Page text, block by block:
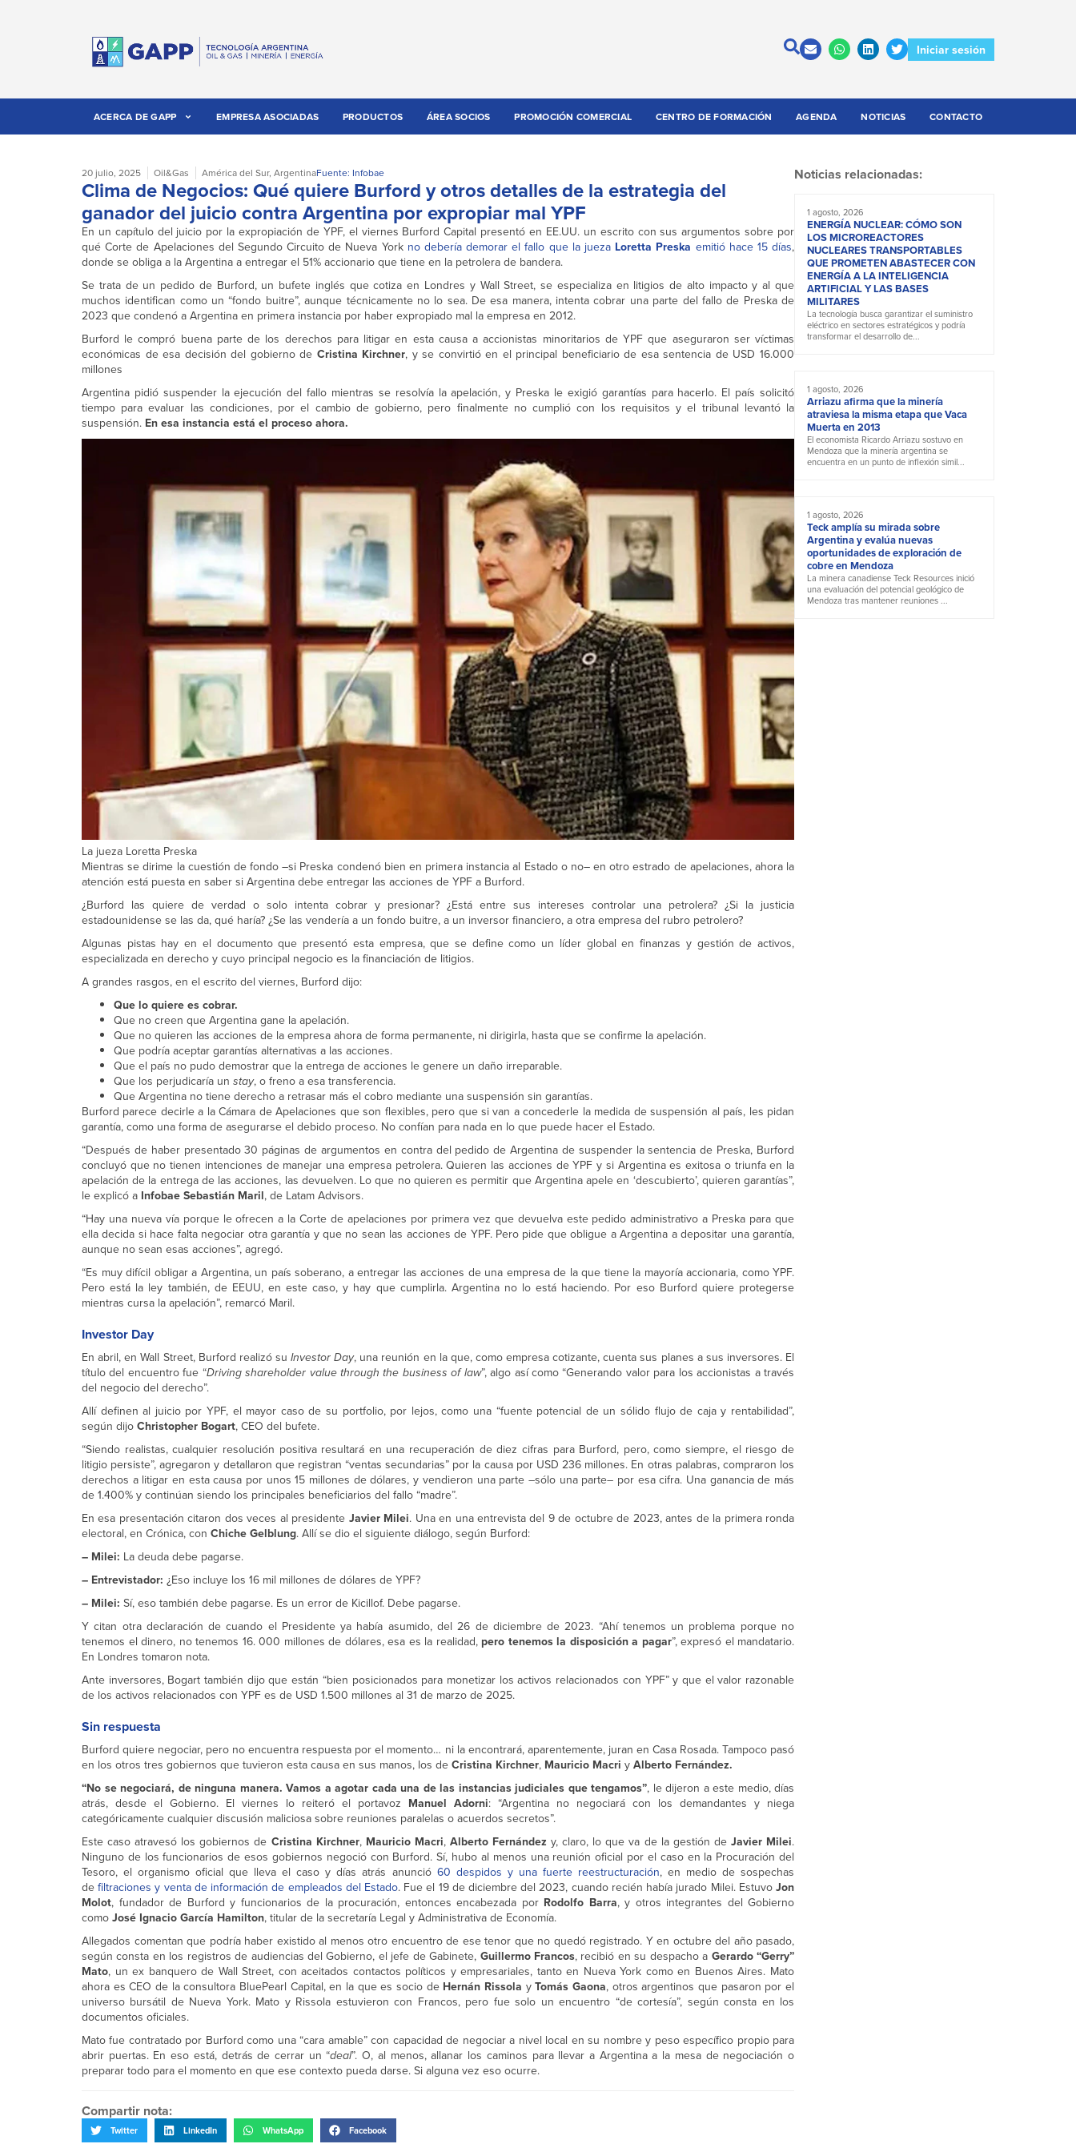
Iniciar sesión
ACERCA DE GAPP EMPRESA ASOCIADAS PRODUCTOS ÁREA SOCIOS PROMOCIÓN COMERCIAL CENTRO DE FORMACIÓN AGENDA NOTICIAS CONTACTO
20 julio, 2025 Oil&Gas América del Sur, ArgentinaFuente: Infobae
Clima de Negocios: Qué quiere Burford y otros detalles de la estrategia del
ganador del juicio contra Argentina por expropiar mal YPF
En un capítulo del juicio por la expropiación de YPF, el viernes Burford Capital presentó en EE.UU. un escrito con sus argumentos sobre por
qué Corte de Apelaciones del Segundo Circuito de Nueva York no debería demorar el fallo que la jueza Loretta Preska emitió hace 15 días,
donde se obliga a la Argentina a entregar el 51% accionario que tiene en la petrolera de bandera.
Se trata de un pedido de Burford, un bufete inglés que cotiza en Londres y Wall Street, se especializa en litigios de alto impacto y al que
muchos identifican como un “fondo buitre”, aunque técnicamente no lo sea. De esa manera, intenta cobrar una parte del fallo de Preska de
2023 que condenó a Argentina en primera instancia por haber expropiado mal la empresa en 2012.
Burford le compró buena parte de los derechos para litigar en esta causa a accionistas minoritarios de YPF que aseguraron ser víctimas
económicas de esa decisión del gobierno de Cristina Kirchner, y se convirtió en el principal beneficiario de esa sentencia de USD 16.000
millones
Argentina pidió suspender la ejecución del fallo mientras se resolvía la apelación, y Preska le exigió garantías para hacerlo. El país solicitó
tiempo para evaluar las condiciones, por el cambio de gobierno, pero finalmente no cumplió con los requisitos y el tribunal levantó la
suspensión. En esa instancia está el proceso ahora.
La jueza Loretta Preska
Mientras se dirime la cuestión de fondo –si Preska condenó bien en primera instancia al Estado o no– en otro estrado de apelaciones, ahora la
atención está puesta en saber si Argentina debe entregar las acciones de YPF a Burford.
¿Burford las quiere de verdad o solo intenta cobrar y presionar? ¿Está entre sus intereses controlar una petrolera? ¿Si la justicia
estadounidense se las da, qué haría? ¿Se las vendería a un fondo buitre, a un inversor financiero, a otra empresa del rubro petrolero?
Algunas pistas hay en el documento que presentó esta empresa, que se define como un líder global en finanzas y gestión de activos,
especializada en derecho y cuyo principal negocio es la financiación de litigios.
A grandes rasgos, en el escrito del viernes, Burford dijo:
Que lo quiere es cobrar.
Que no creen que Argentina gane la apelación.
Que no quieren las acciones de la empresa ahora de forma permanente, ni dirigirla, hasta que se confirme la apelación.
Que podría aceptar garantías alternativas a las acciones.
Que el país no pudo demostrar que la entrega de acciones le genere un daño irreparable.
Que los perjudicaría un stay, o freno a esa transferencia.
Que Argentina no tiene derecho a retrasar más el cobro mediante una suspensión sin garantías.
Burford parece decirle a la Cámara de Apelaciones que son flexibles, pero que si van a concederle la medida de suspensión al país, les pidan
garantía, como una forma de asegurarse el debido proceso. No confían para nada en lo que puede hacer el Estado.
“Después de haber presentado 30 páginas de argumentos en contra del pedido de Argentina de suspender la sentencia de Preska, Burford
concluyó que no tienen intenciones de manejar una empresa petrolera. Quieren las acciones de YPF y si Argentina es exitosa o triunfa en la
apelación de la entrega de las acciones, las devuelven. Lo que no quieren es permitir que Argentina apele en ‘descubierto’, quieren garantías”,
le explicó a Infobae Sebastián Maril, de Latam Advisors.
“Hay una nueva vía porque le ofrecen a la Corte de apelaciones por primera vez que devuelva este pedido administrativo a Preska para que
ella decida si hace falta negociar otra garantía y que no sean las acciones de YPF. Pero pide que obligue a Argentina a depositar una garantía,
aunque no sean esas acciones”, agregó.
“Es muy difícil obligar a Argentina, un país soberano, a entregar las acciones de una empresa de la que tiene la mayoría accionaria, como YPF.
Pero está la ley también, de EEUU, en este caso, y hay que cumplirla. Argentina no lo está haciendo. Por eso Burford quiere protegerse
mientras cursa la apelación”, remarcó Maril.
Investor Day
En abril, en Wall Street, Burford realizó su Investor Day, una reunión en la que, como empresa cotizante, cuenta sus planes a sus inversores. El
título del encuentro fue “Driving shareholder value through the business of law”, algo así como “Generando valor para los accionistas a través
del negocio del derecho”.
Allí definen al juicio por YPF, el mayor caso de su portfolio, por lejos, como una “fuente potencial de un sólido flujo de caja y rentabilidad”,
según dijo Christopher Bogart, CEO del bufete.
“Siendo realistas, cualquier resolución positiva resultará en una recuperación de diez cifras para Burford, pero, como siempre, el riesgo de
litigio persiste”, agregaron y detallaron que registran “ventas secundarias” por la causa por USD 236 millones. En otras palabras, compraron los
derechos a litigar en esta causa por unos 15 millones de dólares, y vendieron una parte –sólo una parte– por esa cifra. Una ganancia de más
de 1.400% y continúan siendo los principales beneficiarios del fallo “madre”.
En esa presentación citaron dos veces al presidente Javier Milei. Una en una entrevista del 9 de octubre de 2023, antes de la primera ronda
electoral, en Crónica, con Chiche Gelblung. Allí se dio el siguiente diálogo, según Burford:
– Milei: La deuda debe pagarse.
– Entrevistador: ¿Eso incluye los 16 mil millones de dólares de YPF?
– Milei: Sí, eso también debe pagarse. Es un error de Kicillof. Debe pagarse.
Y citan otra declaración de cuando el Presidente ya había asumido, del 26 de diciembre de 2023. “Ahí tenemos un problema porque no
tenemos el dinero, no tenemos 16. 000 millones de dólares, esa es la realidad, pero tenemos la disposición a pagar”, expresó el mandatario.
En Londres tomaron nota.
Ante inversores, Bogart también dijo que están “bien posicionados para monetizar los activos relacionados con YPF” y que el valor razonable
de los activos relacionados con YPF es de USD 1.500 millones al 31 de marzo de 2025.
Sin respuesta
Burford quiere negociar, pero no encuentra respuesta por el momento… ni la encontrará, aparentemente, juran en Casa Rosada. Tampoco pasó
en los otros tres gobiernos que tuvieron esta causa en sus manos, los de Cristina Kirchner, Mauricio Macri y Alberto Fernández.
“No se negociará, de ninguna manera. Vamos a agotar cada una de las instancias judiciales que tengamos”, le dijeron a este medio, días
atrás, desde el Gobierno. El viernes lo reiteró el portavoz Manuel Adorni: “Argentina no negociará con los demandantes y niega
categóricamente cualquier discusión maliciosa sobre reuniones paralelas o acuerdos secretos”.
Este caso atravesó los gobiernos de Cristina Kirchner, Mauricio Macri, Alberto Fernández y, claro, lo que va de la gestión de Javier Milei.
Ninguno de los funcionarios de esos gobiernos negoció con Burford. Sí, hubo al menos una reunión oficial por el caso en la Procuración del
Tesoro, el organismo oficial que lleva el caso y días atrás anunció 60 despidos y una fuerte reestructuración, en medio de sospechas
defiltraciones y venta de información de empleados del Estado. Fue el 19 de diciembre del 2023, cuando recién había jurado Milei. EstuvoJon
Molot, fundador de Burford y funcionarios de la procuración, entonces encabezada por Rodolfo Barra, y otros integrantes del Gobierno
como José Ignacio García Hamilton, titular de la secretaría Legal y Administrativa de Economía.
Allegados comentan que podría haber existido al menos otro encuentro de ese tenor que no quedó registrado. Y en octubre del año pasado,
según consta en los registros de audiencias del Gobierno, el jefe de Gabinete, Guillermo Francos, recibió en su despacho a Gerardo “Gerry”
Mato, un ex banquero de Wall Street, con aceitados contactos políticos y empresariales, tanto en Nueva York como en Buenos Aires. Mato
ahora es CEO de la consultora BluePearl Capital, en la que es socio de Hernán Rissola yTomás Gaona, otros argentinos que pasaron por el
universo bursátil de Nueva York. Mato y Rissola estuvieron con Francos, pero fue solo un encuentro “de cortesía”, según consta en los
documentos oficiales.
Mato fue contratado por Burford como una “cara amable” con capacidad de negociar a nivel local en su nombre y peso específico propio para
abrir puertas. En eso está, detrás de cerrar un “deal”. O, al menos, allanar los caminos para llevar a Argentina a la mesa de negociación o
preparar todo para el momento en que ese contexto pueda darse. Si alguna vez eso ocurre.
Compartir nota:
Twitter LinkedIn WhatsApp Facebook
Noticias relacionadas:
1 agosto, 2026
ENERGÍA NUCLEAR: CÓMO SON
LOS MICROREACTORES
NUCLEARES TRANSPORTABLES
QUE PROMETEN ABASTECER CON
ENERGÍA A LA INTELIGENCIA
ARTIFICIAL Y LAS BASES
MILITARES
La tecnología busca garantizar el suministro
eléctrico en sectores estratégicos y podría
transformar el desarrollo de...
1 agosto, 2026
Arriazu afirma que la minería
atraviesa la misma etapa que Vaca
Muerta en 2013
El economista Ricardo Arriazu sostuvo en
Mendoza que la minería argentina se
encuentra en un punto de inflexión simil...
1 agosto, 2026
Teck amplía su mirada sobre
Argentina y evalúa nuevas
oportunidades de exploración de
cobre en Mendoza
La minera canadiense Teck Resources inició
una evaluación del potencial geológico de
Mendoza tras mantener reuniones ...